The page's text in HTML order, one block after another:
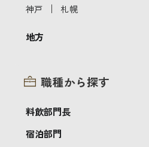
神戸 ｜ 札幌
地方
職種から探す
料飲部門長
宿泊部門